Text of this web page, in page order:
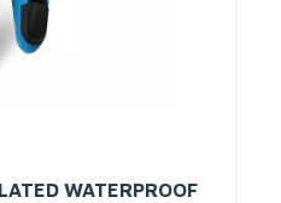
WATERPROOF